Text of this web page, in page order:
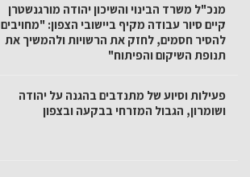
מנכ"ל משרד הבינוי והשיכון יהודה מורגנשטרן
קיים סיור עבודה מקיף ביישובי הצפון: "מחויבים
להסיר חסמים, לחזק את הרשויות ולהמשיך את
תנופת השיקום והפיתוח"
פעילות וסיוע של מתנדבים בהגנה על יהודה
ושומרון, הגבול המזרחי בבקעה ובצפון